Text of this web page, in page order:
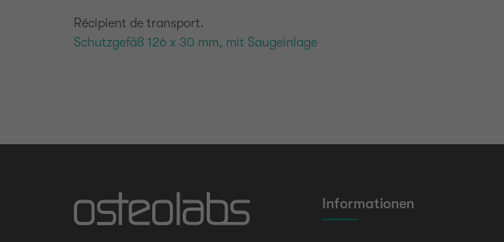
Récipient de transport.
Schutzgefäß 126 x 30 mm, mit Saugeinlage
Informationen